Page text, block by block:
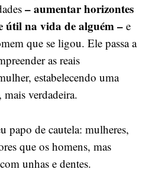
–aumentar horizontes
útil na vida de alguém –e
que se ligou. Ele passa a
as reais
estabelecendo uma
mais verdadeira.
papo de cautela: mulheres,
que os homens, mas
unhas e dentes.